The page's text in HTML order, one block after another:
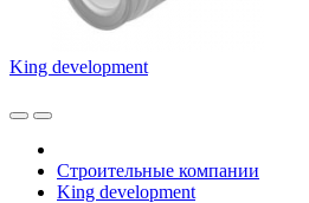
King development
Строительные компании
King development